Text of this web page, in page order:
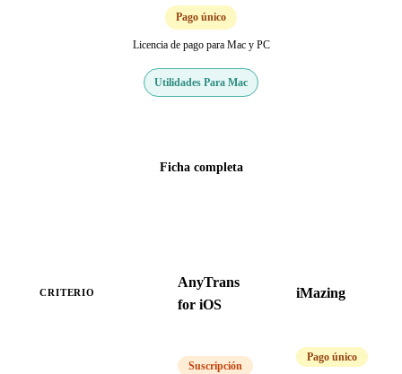
Pago único
Licencia de pago para Mac y PC
Utilidades Para Mac
Ficha completa
CRITERIO
AnyTrans
for iOS
iMazing
Suscripción
Pago único